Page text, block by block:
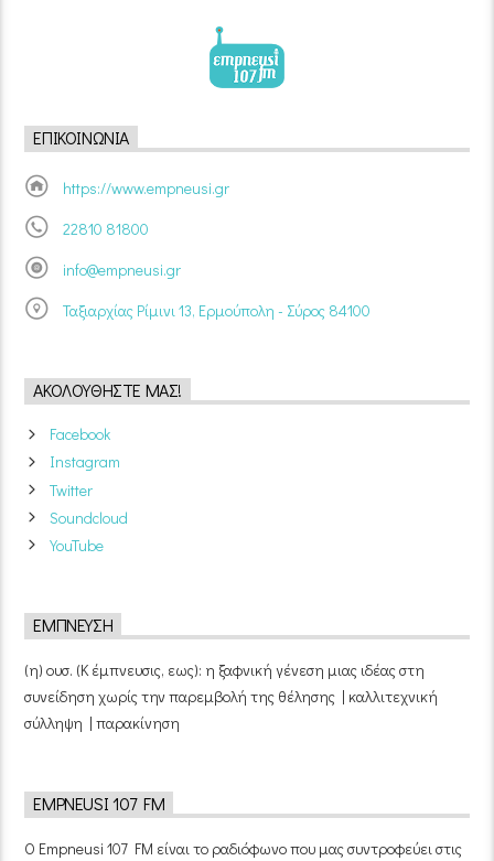
ΕΠΙΚΟΙΝΩΝΊΑ
https://www.empneusi.gr
22810 81800
info@empneusi.gr
Ταξιαρχίας Ρίμινι 13, Ερμούπολη - Σύρος 84100
ΑΚΟΛΟΥΘΉΣΤΕ ΜΑΣ!
Facebook
Instagram
Twitter
Soundcloud
YouTube
ΈΜΠΝΕΥΣΗ
(η) ουσ. (Κ έμπνευσις, εως): η ξαφνική γένεση μιας ιδέας στη
συνείδηση χωρίς την παρεμβολή της θέλησης | καλλιτεχνική
σύλληψη | παρακίνηση
EMPNEUSI 107 FM
Ο Empneusi 107 FM είναι το ραδιόφωνο που μας συντροφεύει στις